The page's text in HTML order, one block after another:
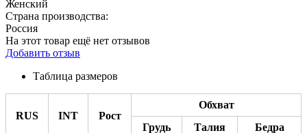
Женский
Страна производства:
Россия
На этот товар ещё нет отзывов
Добавить отзыв
Таблица размеров
RUS INT Рост
Обхват
Грудь
Талия
Бедра